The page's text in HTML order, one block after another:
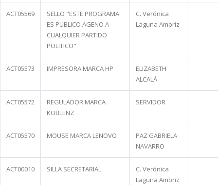
ACT05569
SELLO "ESTE PROGRAMA
ES PUBLICO AGENO A
CUALQUIER PARTIDO
POLITICO"
C. Verónica
Laguna Ambriz
ACT05573 IMPRESORA MARCA HP
ELIZABETH
ALCALÁ
ACT05572
REGULADOR MARCA
KOBLENZ
SERVIDOR
ACT05570 MOUSE MARCA LENOVO
PAZ GABRIELA
NAVARRO
ACT00010 SILLA SECRETARIAL
C. Verónica
Laguna Ambriz